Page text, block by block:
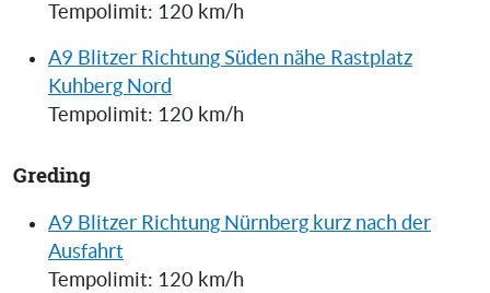
Tempolimit: 120 km/h
A9 Blitzer Richtung Süden nähe Rastplatz
Kuhberg Nord
Tempolimit: 120 km/h
Greding
A9 Blitzer Richtung Nürnberg kurz nach der
Ausfahrt
Tempolimit: 120 km/h